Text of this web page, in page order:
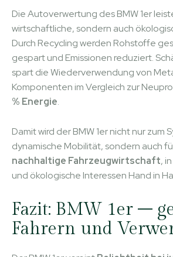
Die Autoverwertung des BMW 1er
wirtschaftliche, sondern auch
Durch Recycling werden Rohstoffe
gespart und Emissionen reduziert.
spart die Wiederverwendung von
Komponenten im Vergleich zur
% Energie.
Damit wird der BMW 1er nicht nur zum
dynamische Mobilität, sondern auch
nachhaltige Fahrzeugwirtschaft,
und ökologische Interessen Hand in
Fazit: BMW 1er –
Fahrern und